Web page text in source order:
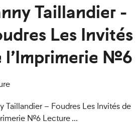
Taillandier -
Les Invités
l’Imprimerie n°6
Taillandier – Foudres Les Invités de
n°6 Lecture ...